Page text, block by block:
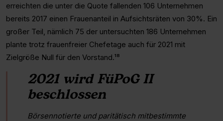
erreichten die unter die Quote fallenden 106 Unternehmen
bereits 2017 einen Frauenanteil in Aufsichtsräten von 30%. Ein
großer Teil, nämlich 75 der untersuchten 186 Unternehmen
plante trotz frauenfreier Chefetage auch für 2021 mit
Zielgröße Null für den Vorstand.¹⁸
2021 wird FüPoG II
beschlossen
Börsennotierte und paritätisch mitbestimmte